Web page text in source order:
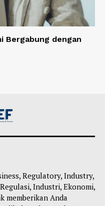
Bergabung dengan
Regulatory, Industry,
Industri, Ekonomi,
memberikan Anda